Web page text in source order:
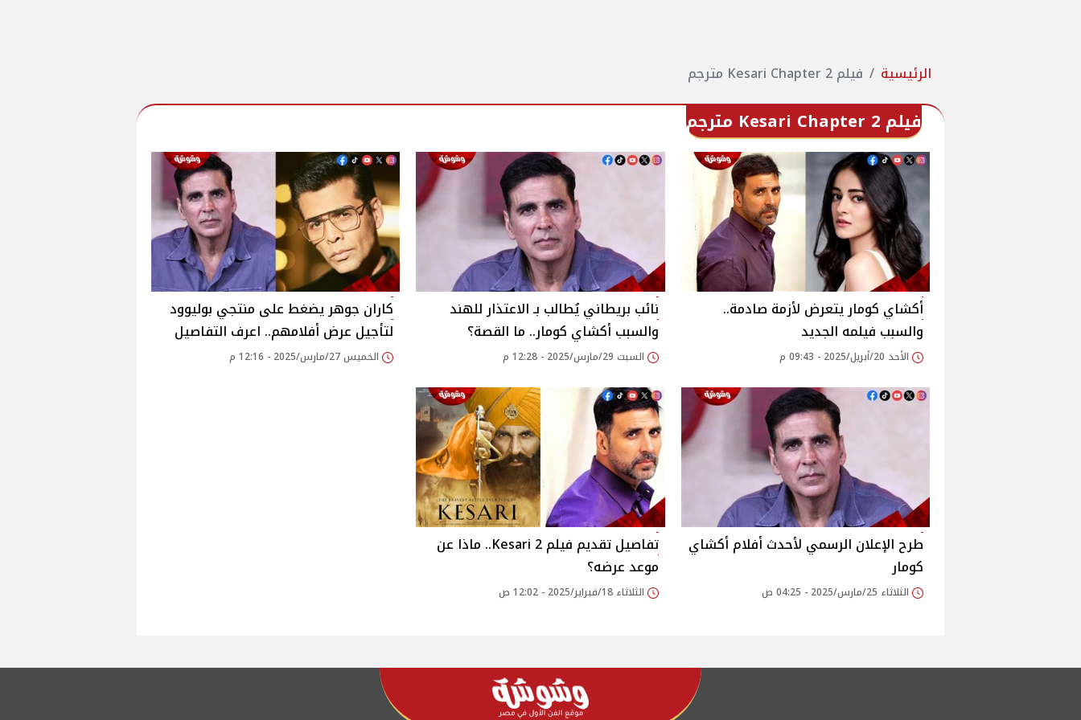
الرئيسية فيلم Kesari Chapter 2 مترجم
فيلم Kesari Chapter 2 مترجم
أكشاي كومار يتعرض لأزمة صادمة..
والسبب فيلمه الجديد
الأحد 20/أبريل/2025 - 09:43 م
نائب بريطاني يُطالب بـ الاعتذار للهند
والسبب أكشاي كومار.. ما القصة؟
السبت 29/مارس/2025 - 12:28 م
كاران جوهر يضغط على منتجي بوليوود
لتأجيل عرض أفلامهم.. اعرف التفاصيل
الخميس 27/مارس/2025 - 12:16 م
طرح الإعلان الرسمي لأحدث أفلام أكشاي
كومار
الثلاثاء 25/مارس/2025 - 04:25 ص
تفاصيل تقديم فيلم Kesari 2.. ماذا عن
موعد عرضه؟
الثلاثاء 18/فبراير/2025 - 12:02 ص